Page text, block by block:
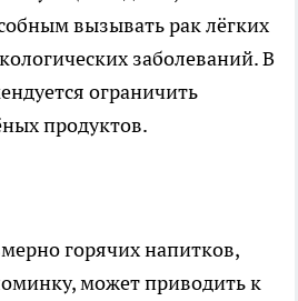
вызывать рак лёгких
заболеваний. В
ограничить
продуктов.
горячих напитков,
может приводить к